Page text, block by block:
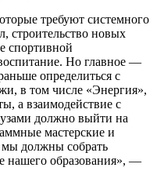
требуют системного
строительство новых
спортивной
Но главное —
определиться с
в том числе «Энергия»,
а взаимодействие с
должно выйти на
мастерские и
должны собрать
нашего образования», —